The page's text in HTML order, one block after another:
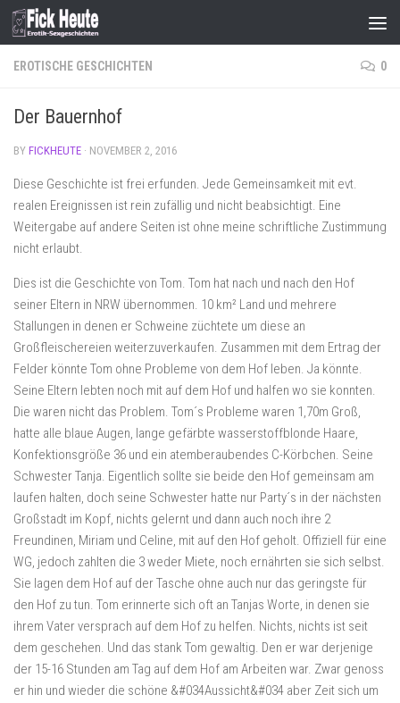
Skip to content
EROTISCHE GESCHICHTEN 0
Der Bauernhof
BY FICKHEUTE · NOVEMBER 2, 2016
Diese Geschichte ist frei erfunden. Jede Gemeinsamkeit mit evt.
realen Ereignissen ist rein zufällig und nicht beabsichtigt. Eine
Weitergabe auf andere Seiten ist ohne meine schriftliche Zustimmung
nicht erlaubt.
Dies ist die Geschichte von Tom. Tom hat nach und nach den Hof
seiner Eltern in NRW übernommen. 10 km² Land und mehrere
Stallungen in denen er Schweine züchtete um diese an
Großfleischereien weiterzuverkaufen. Zusammen mit dem Ertrag der
Felder könnte Tom ohne Probleme von dem Hof leben. Ja könnte.
Seine Eltern lebten noch mit auf dem Hof und halfen wo sie konnten.
Die waren nicht das Problem. Tom´s Probleme waren 1,70m Groß,
hatte alle blaue Augen, lange gefärbte wasserstoffblonde Haare,
Konfektionsgröße 36 und ein atemberaubendes C-Körbchen. Seine
Schwester Tanja. Eigentlich sollte sie beide den Hof gemeinsam am
laufen halten, doch seine Schwester hatte nur Party´s in der nächsten
Großstadt im Kopf, nichts gelernt und dann auch noch ihre 2
Freundinen, Miriam und Celine, mit auf den Hof geholt. Offiziell für eine
WG, jedoch zahlten die 3 weder Miete, noch ernährten sie sich selbst.
Sie lagen dem Hof auf der Tasche ohne auch nur das geringste für
den Hof zu tun. Tom erinnerte sich oft an Tanjas Worte, in denen sie
ihrem Vater versprach auf dem Hof zu helfen. Nichts, nichts ist seit
dem geschehen. Und das stank Tom gewaltig. Den er war derjenige
der 15-16 Stunden am Tag auf dem Hof am Arbeiten war. Zwar genoss
er hin und wieder die schöne &#034Aussicht&#034 aber Zeit sich um